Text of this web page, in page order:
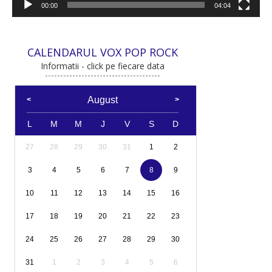
00:00 04:04
CALENDARUL VOX POP ROCK
Informatii - click pe fiecare data
August
L M M J V S D
27 28 29 30 31 1 2
3 4 5 6 7 8 9
10 11 12 13 14 15 16
17 18 19 20 21 22 23
24 25 26 27 28 29 30
31 1 2 3 4 5 6